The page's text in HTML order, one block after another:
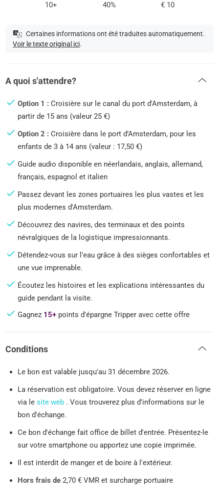
10+ 40% € 10
Certaines informations ont été traduites automatiquement.
Voir le texte original ici.
A quoi s'attendre?
Option 1 : Croisière sur le canal du port d'Amsterdam, à
partir de 15 ans (valeur 25 €)
Option 2 : Croisière dans le port d’Amsterdam, pour les
enfants de 3 à 14 ans (valeur : 17,50 €)
Guide audio disponible en néerlandais, anglais, allemand,
français, espagnol et italien
Passez devant les zones portuaires les plus vastes et les
plus modernes d'Amsterdam.
Découvrez des navires, des terminaux et des points
névralgiques de la logistique impressionnants.
Détendez-vous sur l'eau grâce à des sièges confortables et
une vue imprenable.
Écoutez les histoires et les explications intéressantes du
guide pendant la visite.
Gagnez 15+ points d'épargne Tripper avec cette offre
Conditions
Le bon est valable jusqu'au 31 décembre 2026.
La réservation est obligatoire. Vous devez réserver en ligne
via lesite web . Vous trouverez plus d'informations sur le
bon d'échange.
Ce bon d'échange fait office de billet d'entrée. Présentez-le
sur votre smartphone ou apportez une copie imprimée.
Il est interdit de manger et de boire à l'extérieur.
Hors frais de 2,70 € VMR et surcharge portuaire